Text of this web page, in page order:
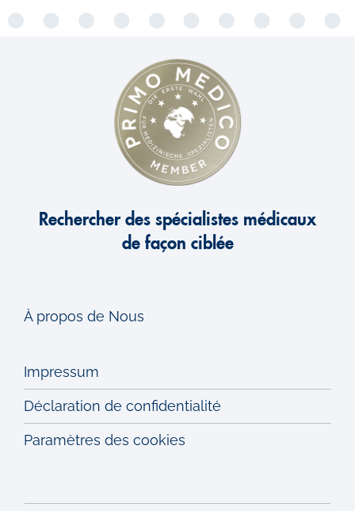
Rechercher des spécialistes médicaux
de façon ciblée
À propos de Nous
Impressum
Déclaration de confidentialité
Paramètres des cookies